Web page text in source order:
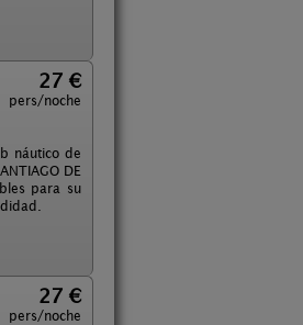
27 €
pers/noche
náutico de
DE
para su
27 €
pers/noche